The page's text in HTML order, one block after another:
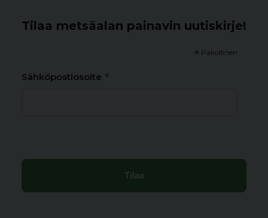
Tilaa metsäalan painavin uutiskirje!
* Pakollinen
Sähköpostiosoite *